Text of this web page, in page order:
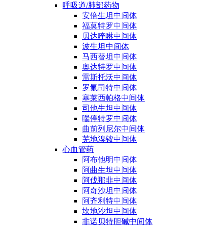
呼吸道/肺部药物
安倍生坦中间体
福莫特罗中间体
贝达喹啉中间体
波生坦中间体
马西替坦中间体
奥达特罗中间体
雷斯托沃中间体
罗氟司特中间体
塞莱西帕格中间体
司他生坦中间体
喘停特罗中间体
曲前列尼尔中间体
芜地溴铵中间体
心血管药
阿布他明中间体
阿曲生坦中间体
阿伐那非中间体
阿奇沙坦中间体
阿齐利特中间体
坎地沙坦中间体
非诺贝特胆碱中间体